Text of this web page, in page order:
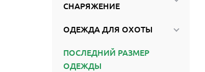
СНАРЯЖЕНИЕ
ОДЕЖДА ДЛЯ ОХОТЫ
ПОСЛЕДНИЙ РАЗМЕР
ОДЕЖДЫ